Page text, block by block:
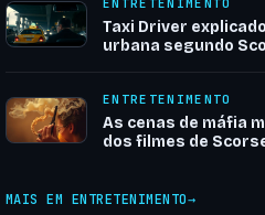
ENTRETENIMENTO
Taxi Driver
urbana segundo
ENTRETENIMENTO
As cenas de máfia
dos filmes de
MAIS EM ENTRETENIMENTO